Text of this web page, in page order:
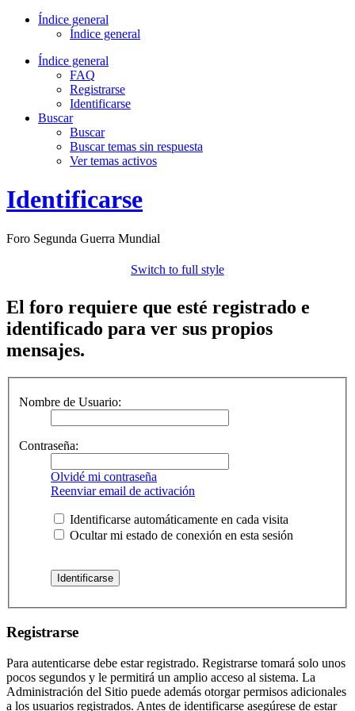
Índice general
Índice general
Índice general
FAQ
Registrarse
Identificarse
Buscar
Buscar
Buscar temas sin respuesta
Ver temas activos
Identificarse
Foro Segunda Guerra Mundial
Switch to full style
El foro requiere que esté registrado e
identificado para ver sus propios
mensajes.
Nombre de Usuario:
Contraseña:
Olvidé mi contraseña
Reenviar email de activación
Identificarse automáticamente en cada visita
Ocultar mi estado de conexión en esta sesión
Registrarse
Para autenticarse debe estar registrado. Registrarse tomará solo unos
pocos segundos y le permitirá un amplio acceso al sistema. La
Administración del Sitio puede además otorgar permisos adicionales
a los usuarios registrados. Antes de identificarse asegúrese de estar